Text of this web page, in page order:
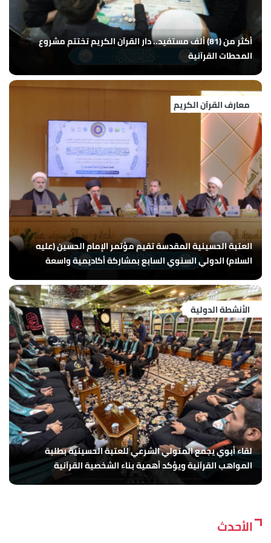
أكثر من (81) ألف مستفيد.. دار القرآن الكريم تختتم مشروع
المحطات القرآنية
معارف القرآن الكريم
العتبة الحسينية المقدسة تقيم مؤتمر الإمام الحسين (عليه
السلام) الدولي السنوي السابع بمشاركة أكاديمية واسعة
الأنشطة الدولية
لقاء أبوي يجمع المتولي الشرعي للعتبة الحسينية بطلبة
المواهب القرآنية ويؤكد أهمية بناء الشخصية القرآنية
الأحدث